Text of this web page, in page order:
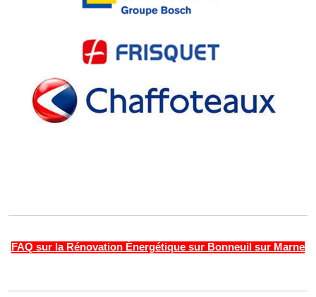
FAQ sur la Rénovation Énergétique sur Bonneuil sur Marne